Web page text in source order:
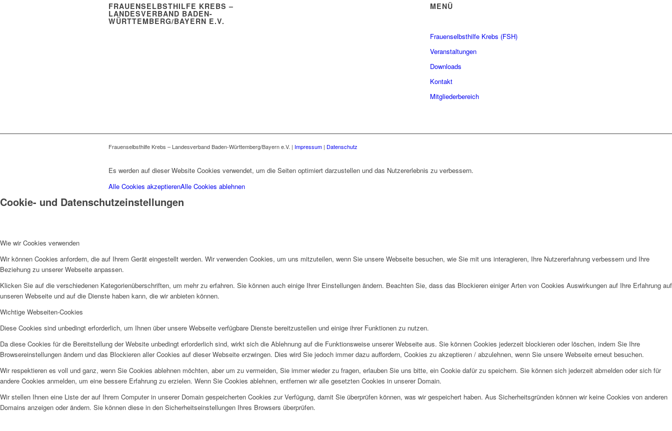
FRAUENSELBSTHILFE KREBS –
LANDESVERBAND BADEN-
WÜRTTEMBERG/BAYERN E.V.
MENÜ
Frauenselbsthilfe Krebs (FSH)
Veranstaltungen
Downloads
Kontakt
Mitgliederbereich
Frauenselbsthilfe Krebs – Landesverband Baden-Württemberg/Bayern e.V. | Impressum | Datenschutz
Es werden auf dieser Website Cookies verwendet, um die Seiten optimiert darzustellen und das Nutzererlebnis zu verbessern.
Alle Cookies akzeptierenAlle Cookies ablehnen
Cookie- und Datenschutzeinstellungen
Wie wir Cookies verwenden
Wir können Cookies anfordern, die auf Ihrem Gerät eingestellt werden. Wir verwenden Cookies, um uns mitzuteilen, wenn Sie unsere Webseite besuchen, wie Sie mit uns interagieren, Ihre Nutzererfahrung verbessern und Ihre
Beziehung zu unserer Webseite anpassen.
Klicken Sie auf die verschiedenen Kategorienüberschriften, um mehr zu erfahren. Sie können auch einige Ihrer Einstellungen ändern. Beachten Sie, dass das Blockieren einiger Arten von Cookies Auswirkungen auf Ihre Erfahrung auf
unseren Webseite und auf die Dienste haben kann, die wir anbieten können.
Wichtige Webseiten-Cookies
Diese Cookies sind unbedingt erforderlich, um Ihnen über unsere Webseite verfügbare Dienste bereitzustellen und einige ihrer Funktionen zu nutzen.
Da diese Cookies für die Bereitstellung der Website unbedingt erforderlich sind, wirkt sich die Ablehnung auf die Funktionsweise unserer Webseite aus. Sie können Cookies jederzeit blockieren oder löschen, indem Sie Ihre
Browsereinstellungen ändern und das Blockieren aller Cookies auf dieser Webseite erzwingen. Dies wird Sie jedoch immer dazu auffordern, Cookies zu akzeptieren / abzulehnen, wenn Sie unsere Webseite erneut besuchen.
Wir respektieren es voll und ganz, wenn Sie Cookies ablehnen möchten, aber um zu vermeiden, Sie immer wieder zu fragen, erlauben Sie uns bitte, ein Cookie dafür zu speichern. Sie können sich jederzeit abmelden oder sich für
andere Cookies anmelden, um eine bessere Erfahrung zu erzielen. Wenn Sie Cookies ablehnen, entfernen wir alle gesetzten Cookies in unserer Domain.
Wir stellen Ihnen eine Liste der auf Ihrem Computer in unserer Domain gespeicherten Cookies zur Verfügung, damit Sie überprüfen können, was wir gespeichert haben. Aus Sicherheitsgründen können wir keine Cookies von anderen
Domains anzeigen oder ändern. Sie können diese in den Sicherheitseinstellungen Ihres Browsers überprüfen.